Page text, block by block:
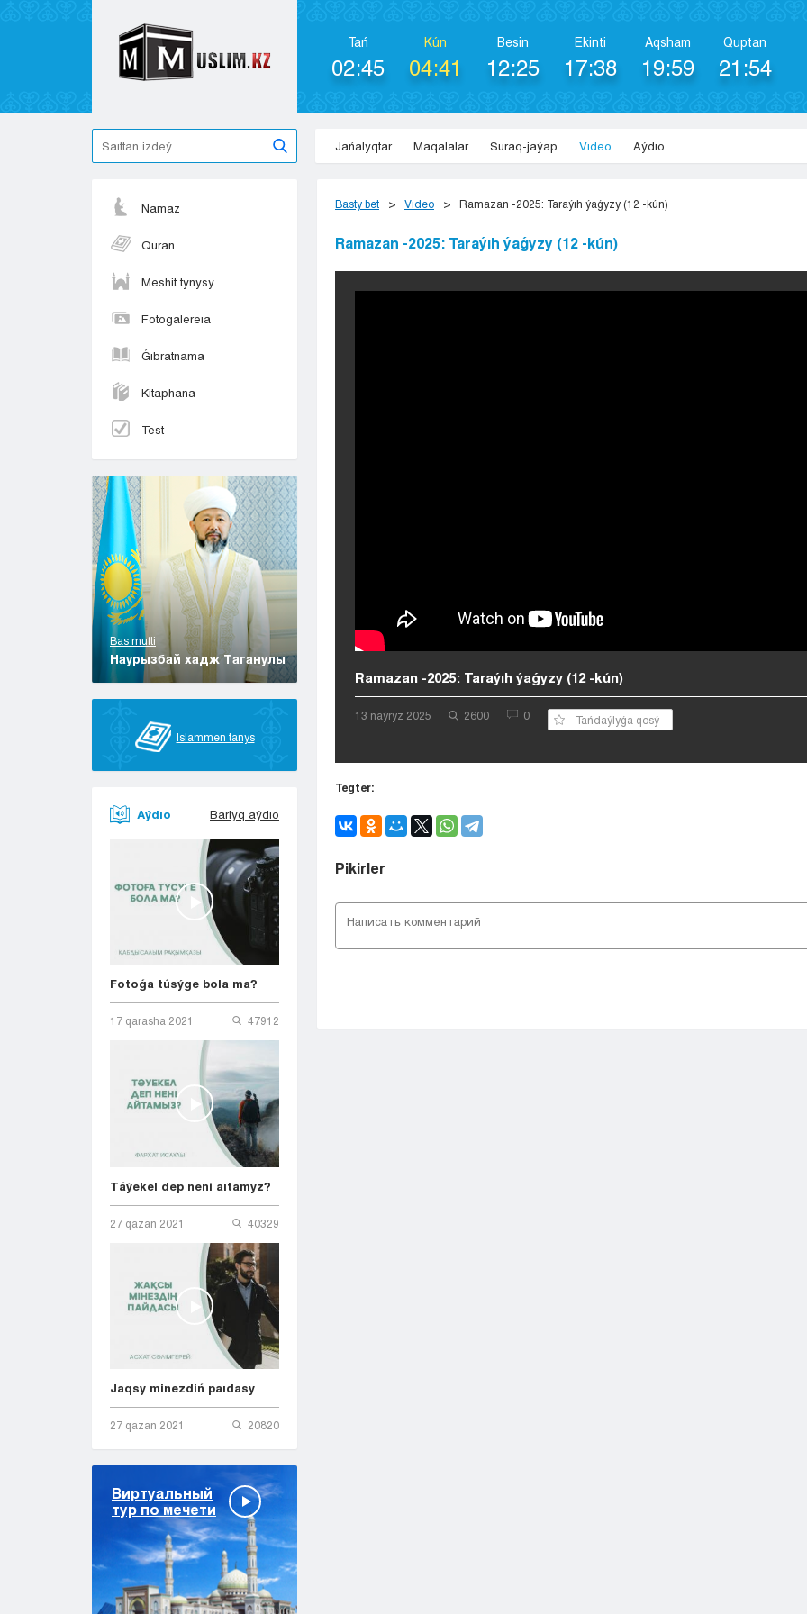
Tań
02:45
Kún
04:41
Besіn
12:25
Ekіntі
17:38
Aqsham
19:59
Quptan
21:54
Jańalyqtar Maqalalar Suraq-jaýap Vıdeo Aýdıo
Namaz
Quran
Meshit tynysy
Fotogalereıa
Ǵıbratnama
Kitaphana
Test
Bas mufti
Наурызбай хадж Таганулы
Islammen tanys
Aýdıo Barlyq aýdıo
Fotoǵa túsýge bola ma?
17 qarasha 2021 47912
Táýekel dep neni aıtamyz?
27 qazan 2021 40329
Jaqsy minezdiń paıdasy
27 qazan 2021 20820
Виртуальный
тур по мечети
Basty bet Vıdeo Ramazan -2025: Taraýıh ýaǵyzy (12 -kún)
Ramazan -2025: Taraýıh ýaǵyzy (12 -kún)
Ramazan -2025: Taraýıh ýaǵyzy (12 -kún)
13 naýryz 2025 2600 0 Tańdaýlyǵa qosý
Tegter:
Pіkіrler